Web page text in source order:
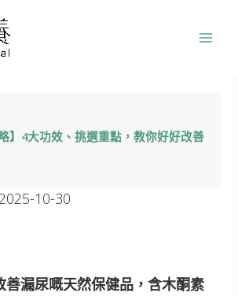
】4大功效、挑選重點，教你好好改善
10-30
善漏尿嘅天然保健品，含木酮素